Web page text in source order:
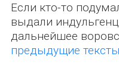
Если кто-то
выдали
дальнейшее
предыдущие тексты